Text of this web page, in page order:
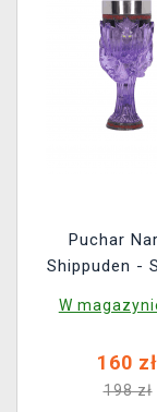
Puchar
Shippuden -
W
160 zł
198 zł